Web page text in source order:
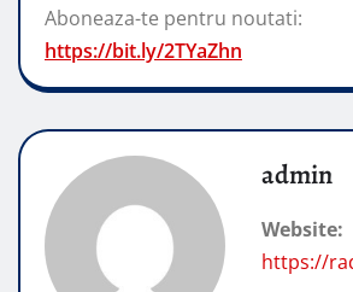
Aboneaza-te pentru noutati:
https://bit.ly/2TYaZhn
admin
Website:
https://